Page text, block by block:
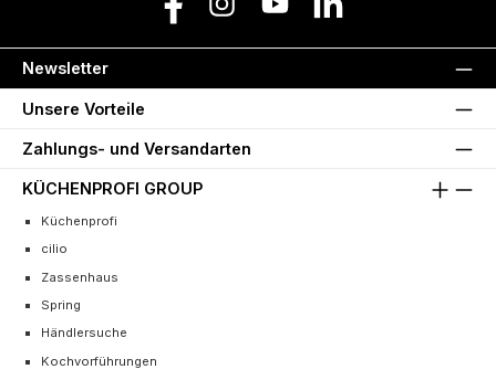
Facebook Instagram YouTube LinkedIn
Newsletter
Unsere Vorteile
Zahlungs- und Versandarten
KÜCHENPROFI GROUP
Küchenprofi
cilio
Zassenhaus
Spring
Händlersuche
Kochvorführungen